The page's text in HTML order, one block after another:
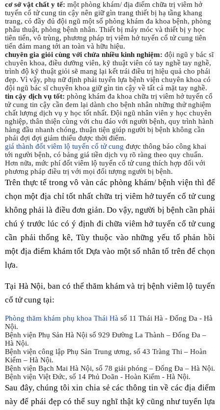
cơ sở vật chất y tế: một phòng khám/ địa điểm chữa trị viêm hở
tuyến cổ tử cung tin cậy nên giữ gìn trang thiết bị hạ tầng khang
trang, có đầy đủ đội ngũ một số phòng khám đa khoa bệnh, phòng
phẫu thuật, phòng bệnh nhân. Thiết bị máy móc và thiết bị y học
tiên tiến, vô trùng, phương pháp trị viêm hở tuyến cổ tử cung tiên
tiến đảm mang tới an toàn và hữu hiệu.
chuyên gia giỏi cùng với chứa nhiều kinh nghiệm: đội ngũ y bác sĩ
chuyên khoa, điều dưỡng viên, kỹ thuật viên có tay nghề tay nghề,
trình độ kỹ thuật giỏi sẽ mang lại kết trái điều trị hiệu quả cho phái
đẹp. Vì vậy, phụ nữ định phải tuyển lựa bệnh viện chuyên khoa có
đội ngũ bác sĩ chuyên khoa giữ gìn tin cậy về tất cả mặt tay nghề.
tin cậy dịch vụ tốt: phòng khám đa khoa chữa trị viêm hở tuyến cổ
tử cung tin cậy cần đem lại dành cho bệnh nhân những thử nghiệm
chất lượng dịch vụ y học tốt nhất. Đội ngũ nhân viên y học chuyên
nghiệp, thân thiện cùng với chu đáo với người bệnh, quy trình hành
hàng đầu nhanh chóng, thuận tiện giúp người bị bệnh không cần
phải đợi đợi giảm thiểu được thời điểm.
giá thành đốt viêm lộ tuyến cổ tử cung được thông báo công khai
tới người bệnh, có bảng giá tiền dịch vụ rõ ràng theo quy chuẩn.
Hơn nữa, mức phí đốt viêm lộ tuyến cổ tử cung thích hợp đối với
phương pháp điều trị với mọi đối tượng người bị bệnh.
Trên thực tế trong vô vàn các phòng khám/ bệnh viện thì để
chọn một địa chỉ tốt nhất chữa trị viêm hở tuyến cổ tử cung
không phải là điều đơn giản. Do vậy, người bị bệnh cần phải
chú ý trước lúc có ý định đi chữa viêm hở tuyến cổ tử cung
cần phải thống kê, Tùy thuộc vào những yếu tố phản hồi
một địa điểm khám tốt Dựa vào một số nhân tố trên để chọn
lựa.
Tại Hà Nội, ban có thể thăm khám và trị bệnh viêm lộ tuyến
cổ tử cung tại:
Phòng thăm khám phụ khoa Thái Hà số 11 Thái Hà - Đống Đa - Hà
Nội.
Bệnh viện Phụ Sản Hà Nội số 929 Đường La Thành – Đống Đa –
Hà Nội.
Bệnh viện công lập Phụ Sản Trung ương, số 43 Tràng Thi – Hoàn
Kiếm – Hà Nội.
Bệnh viện Bạch Mai Hà Nội, số 78 giải phóng – Đống Đa – Hà Nội.
Bệnh viện Việt Đức, số 14 Phủ Doãn - Hoàn Kiếm - Hà Nội.
Sau đây, chúng tôi xin chia sẻ các thông tin về các địa điểm
này để phái đẹp có thể suy nghĩ thật kỹ cũng như tuyển lựa